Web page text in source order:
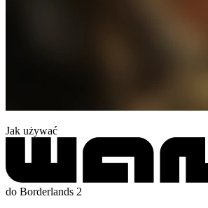
Jak używać
do Borderlands 2